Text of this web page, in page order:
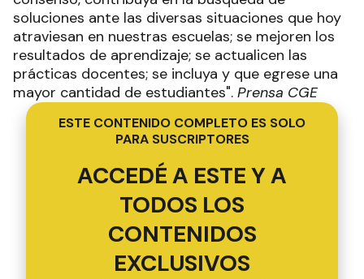
soluciones ante las diversas situaciones que hoy
atraviesan en nuestras escuelas; se mejoren los
resultados de aprendizaje; se actualicen las
prácticas docentes; se incluya y que egrese una
mayor cantidad de estudiantes". Prensa CGE
ESTE CONTENIDO COMPLETO ES SOLO
PARA SUSCRIPTORES
ACCEDÉ A ESTE Y A
TODOS LOS
CONTENIDOS
EXCLUSIVOS